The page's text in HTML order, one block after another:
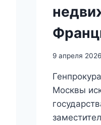
9 апреля 2026
Москвы